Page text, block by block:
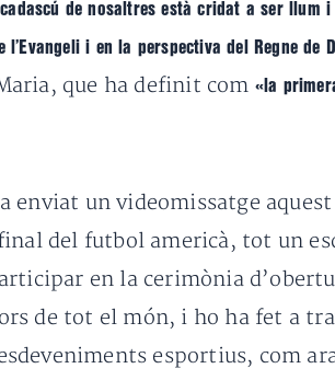
de nosaltres està cridat a ser llum
i en la perspectiva del Regne de
que ha definit com «la
enviat un videomissatge
del futbol americà, tot un
en la cerimònia
de tot el món, i ho ha fet a
esportius, com